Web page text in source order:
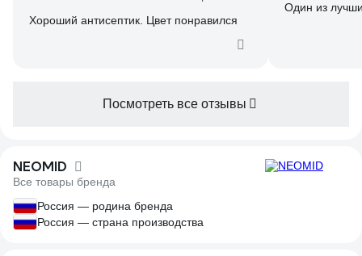
Хороший антисептик. Цвет понравился
Один из
Посмотреть все отзывы
NEOMID
Все товары бренда
Россия — родина бренда
Россия — страна производства